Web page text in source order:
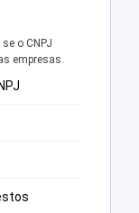
o CNPJ
empresas.